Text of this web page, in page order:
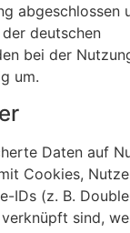
abgeschlossen
deutschen
bei der
um.
Daten auf
Cookies,
IDs (z. B.
sind,